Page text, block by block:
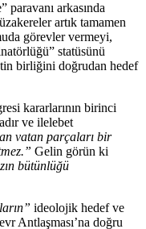
arkasında
artık tamamen
görevler vermeyi,
statüsünü
birliğini doğrudan hedef
kararlarının birinci
ve ilelebet
vatan parçaları bir
Gelin görün ki
bütünlüğü
ideolojik hedef ve
Antlaşması’na doğru